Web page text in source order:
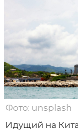
Фото: unsplash
Идущий на